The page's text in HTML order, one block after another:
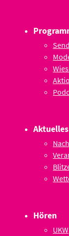
Aktuelles
Hören
UKW